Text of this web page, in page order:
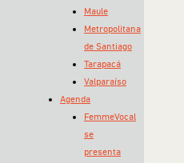
Maule
Metropolitana
de Santiago
Tarapacá
Valparaíso
Agenda
FemmeVocal
se
presenta